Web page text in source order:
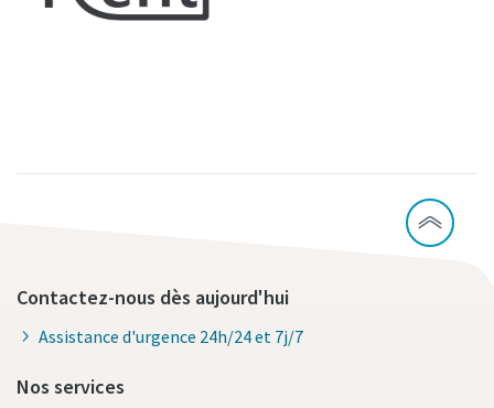
Contactez-nous dès aujourd'hui
Assistance d'urgence 24h/24 et 7j/7
Nos services